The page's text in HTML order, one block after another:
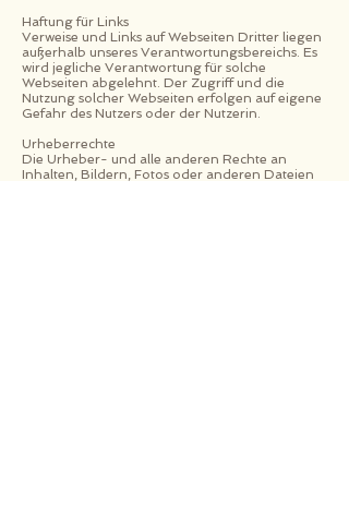
Haftung für Links
Verweise und Links auf Webseiten Dritter liegen
außerhalb unseres Verantwortungsbereichs. Es
wird jegliche Verantwortung für solche
Webseiten abgelehnt. Der Zugriff und die
Nutzung solcher Webseiten erfolgen auf eigene
Gefahr des Nutzers oder der Nutzerin.
Urheberrechte
Die Urheber- und alle anderen Rechte an
Inhalten, Bildern, Fotos oder anderen Dateien